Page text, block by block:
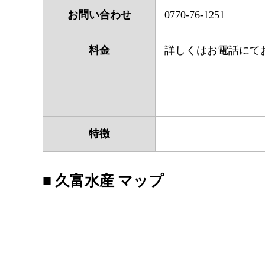
お問い合わせ 0770-76-1251
料金 詳しくはお電話にて
特徴
■ 久富水産 マップ